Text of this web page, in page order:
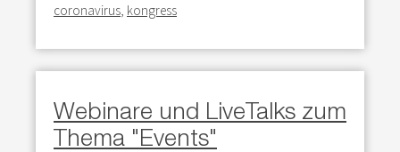
coronavirus kongress
Webinare und LiveTalks zum
Thema "Events"